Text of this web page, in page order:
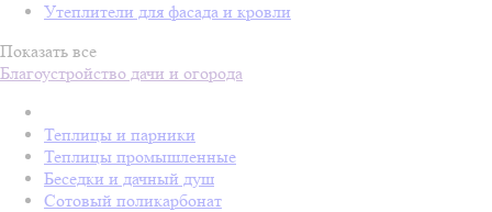
Утеплители для фасада и кровли
Показать все
Благоустройство дачи и огорода
Теплицы и парники
Теплицы промышленные
Беседки и дачный душ
Сотовый поликарбонат